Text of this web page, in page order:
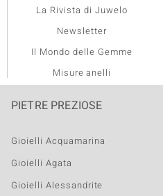
La Rivista di Juwelo
Newsletter
Il Mondo delle Gemme
Misure anelli
PIETRE PREZIOSE
Gioielli Acquamarina
Gioielli Agata
Gioielli Alessandrite